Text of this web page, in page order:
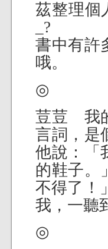
茲整理個
_?
書中有許
哦。
◎
荳荳 我
言詞，是
他說：「
的鞋子。
不得了！
我，一聽
◎